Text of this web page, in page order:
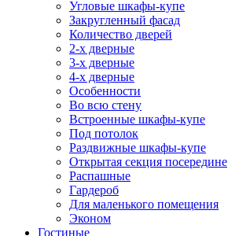
Угловые шкафы-купе
Закругленный фасад
Количество дверей
2-х дверные
3-х дверные
4-х дверные
Особенности
Во всю стену
Встроенные шкафы-купе
Под потолок
Раздвижные шкафы-купе
Открытая секция посередине
Распашные
Гардероб
Для маленького помещения
Эконом
Гостиные